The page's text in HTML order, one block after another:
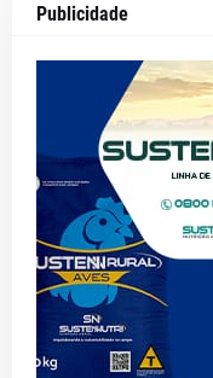
Publicidade